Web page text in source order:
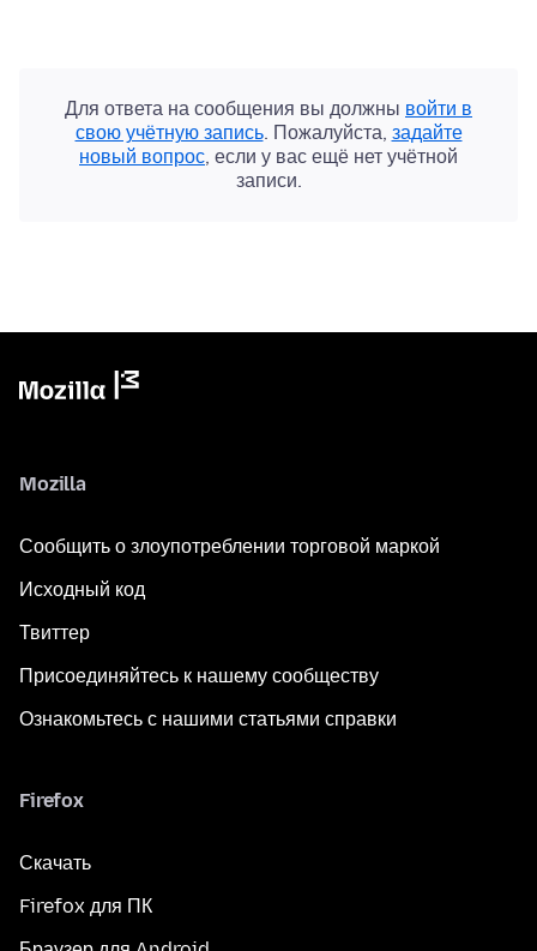
Для ответа на сообщения вы должны войти в
свою учётную запись. Пожалуйста, задайте
новый вопрос, если у вас ещё нет учётной
записи.
Mozilla
Сообщить о злоупотреблении торговой маркой
Исходный код
Твиттер
Присоединяйтесь к нашему сообществу
Ознакомьтесь с нашими статьями справки
Firefox
Скачать
Firefox для ПК